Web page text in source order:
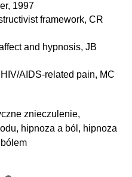
1997
framework, CR
and hypnosis, JB
AIDS-related pain, MC
znieczulenie,
, hipnoza a ból , hipnoza